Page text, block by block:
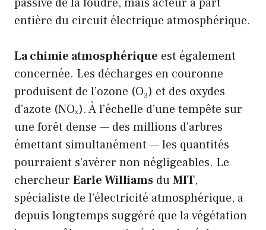
entière du circuit électrique atmosphérique.
La chimie atmosphérique est également
concernée. Les décharges en couronne
produisent de l’ozone (O₃) et des oxydes
d’azote (NOₓ). À l’échelle d’une tempête sur
une forêt dense — des millions d’arbres
émettant simultanément — les quantités
pourraient s’avérer non négligeables. Le
chercheur Earle Williams duMIT,
spécialiste de l’électricité atmosphérique, a
depuis longtemps suggéré que la végétation